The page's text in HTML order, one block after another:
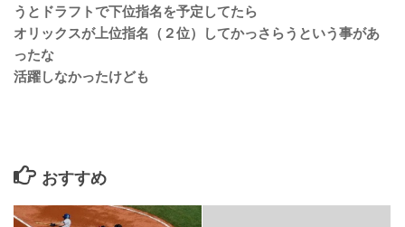
うとドラフトで下位指名を予定してたら
オリックスが上位指名（２位）してかっさらうという事があ
ったな
活躍しなかったけども
おすすめ